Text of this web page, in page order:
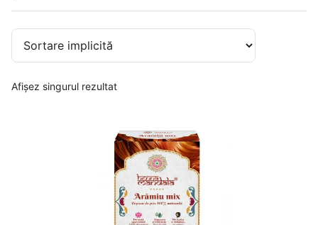
Afișez singurul rezultat